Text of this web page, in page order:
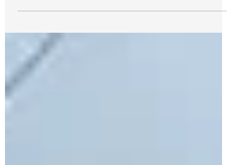
responsable del accidente múltiple que